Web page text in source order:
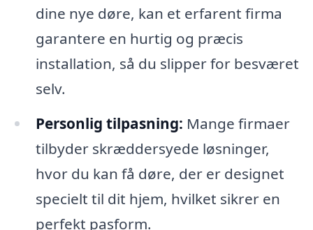
dine nye døre, kan et erfarent firma
garantere en hurtig og præcis
installation, så du slipper for besværet
selv.
Personlig tilpasning: Mange firmaer
tilbyder skræddersyede løsninger,
hvor du kan få døre, der er designet
specielt til dit hjem, hvilket sikrer en
perfekt pasform.